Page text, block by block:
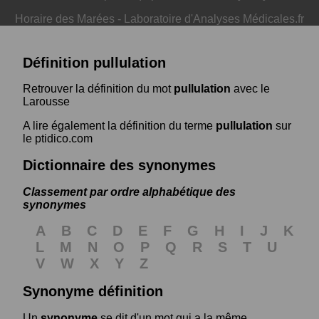
Horaire des Marées - Laboratoire d'Analyses Médicales.fr
Définition pullulation
Retrouver la définition du mot pullulation avec le
Larousse
A lire également la définition du terme pullulation sur
le ptidico.com
Dictionnaire des synonymes
Classement par ordre alphabétique des
synonymes
A B C D E F G H I J
K
L
M N O P Q R S T
U
V
W X Y
Z
Synonyme définition